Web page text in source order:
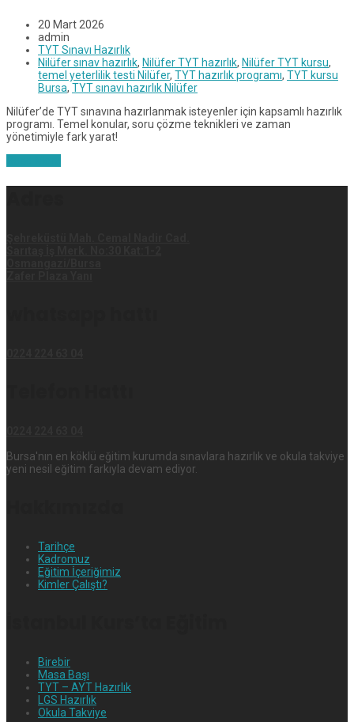
20 Mart 2026
admin
TYT Sınavı Hazırlık
Nilüfer sınav hazırlık, Nilüfer TYT hazırlık, Nilüfer TYT kursu,
temel yeterlilik testi Nilüfer, TYT hazırlık programı, TYT kursu
Bursa, TYT sınavı hazırlık Nilüfer
Nilüfer’de TYT sınavına hazırlanmak isteyenler için kapsamlı hazırlık
programı. Temel konular, soru çözme teknikleri ve zaman
yönetimiyle fark yarat!
Bursa'nın en köklü eğitim kurumda sınavlara hazırlık ve okula takviye
yeni nesil eğitim farkıyla devam ediyor.
Tarihçe
Kadromuz
Eğitim İçeriğimiz
Kimler Çalıştı?
Birebir
Masa Başı
TYT – AYT Hazırlık
LGS Hazırlık
Okula Takviye